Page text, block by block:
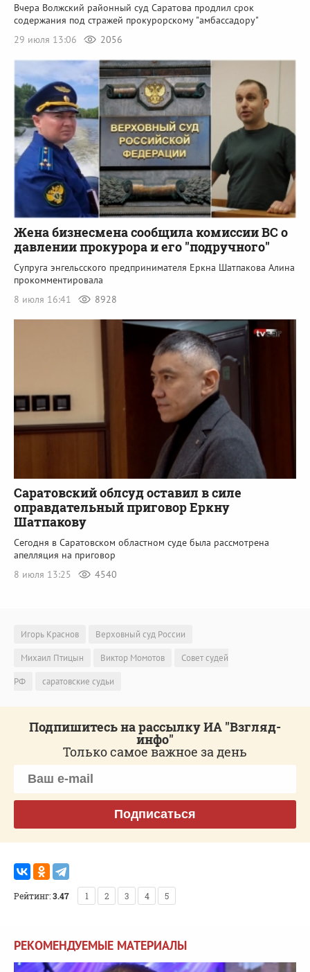
Вчера Волжский районный суд Саратова продлил срок
содержания под стражей прокурорскому "амбассадору"
29 июля 13:06
2056
Жена бизнесмена сообщила комиссии ВС о
давлении прокурора и его "подручного"
Супруга энгельсского предпринимателя Еркна Шатпакова Алина
прокомментировала
8 июля 16:41
8928
Саратовский облсуд оставил в силе
оправдательный приговор Еркну
Шатпакову
Сегодня в Саратовском областном суде была рассмотрена
апелляция на приговор
8 июля 13:25
4540
Игорь Краснов
Верховный суд России
Михаил Птицын
Виктор Момотов
Совет судей
РФ
саратовские судьи
Подпишитесь на рассылку ИА "Взгляд-
инфо"
Только самое важное за день
Подписаться
Рейтинг:3.47 1 2 3 4 5
РЕКОМЕНДУЕМЫЕ МАТЕРИАЛЫ